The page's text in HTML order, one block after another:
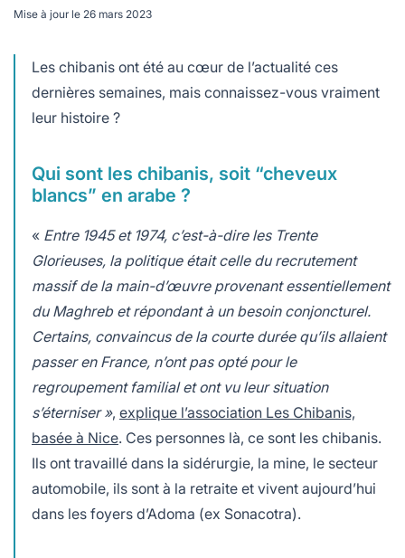
Mise à jour le 26 mars 2023
Les chibanis ont été au cœur de l’actualité ces
dernières semaines, mais connaissez-vous vraiment
leur histoire ?
Qui sont les chibanis, soit “cheveux
blancs” en arabe ?
« Entre 1945 et 1974, c’est-à-dire les Trente
Glorieuses, la politique était celle du recrutement
massif de la main-d’œuvre provenant essentiellement
du Maghreb et répondant à un besoin conjoncturel.
Certains, convaincus de la courte durée qu’ils allaient
passer en France, n’ont pas opté pour le
regroupement familial et ont vu leur situation
s’éterniser », explique l’association Les Chibanis,
basée à Nice. Ces personnes là, ce sont les chibanis.
Ils ont travaillé dans la sidérurgie, la mine, le secteur
automobile, ils sont à la retraite et vivent aujourd’hui
dans les foyers d’Adoma (ex Sonacotra).